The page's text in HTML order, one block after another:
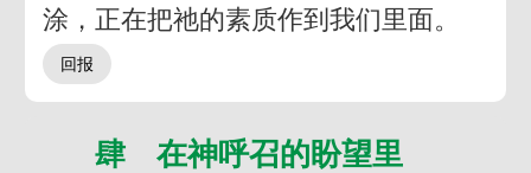
涂，正在把祂的素质作到我们里面。
肆 在神呼召的盼望里